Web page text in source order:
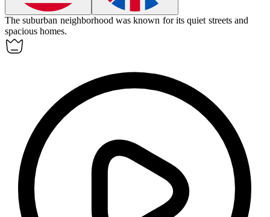
Thesuburban neighborhood was known for its quiet streets and
spacious homes.